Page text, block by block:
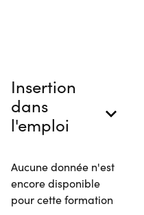
Insertion
dans
l'emploi
Aucune donnée n'est
encore disponible
pour cette formation